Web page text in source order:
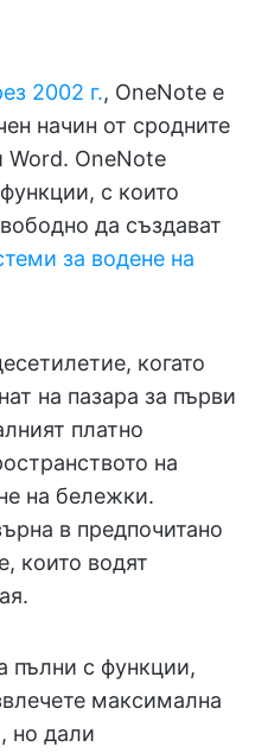
2002 г., OneNote е
начин от сродните
OneNote
с които
да създават
за водене на
когато
на пазара за първи
платно
на
на бележки.
в предпочитано
които водят
пълни с функции,
максимална
но дали